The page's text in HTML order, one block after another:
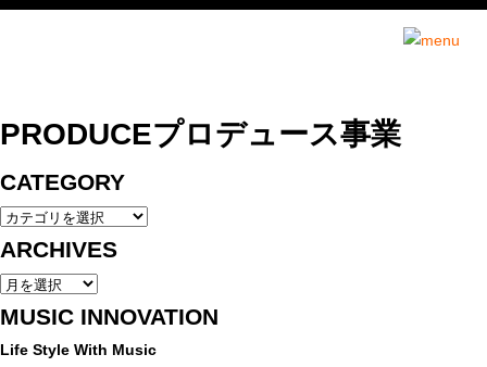
PRODUCEプロデュース事業
CATEGORY
ARCHIVES
MUSIC INNOVATION
Life Style With Music